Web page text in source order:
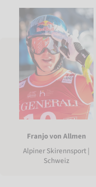
Franjo von Allmen
Alpiner Skirennsport |
Schweiz